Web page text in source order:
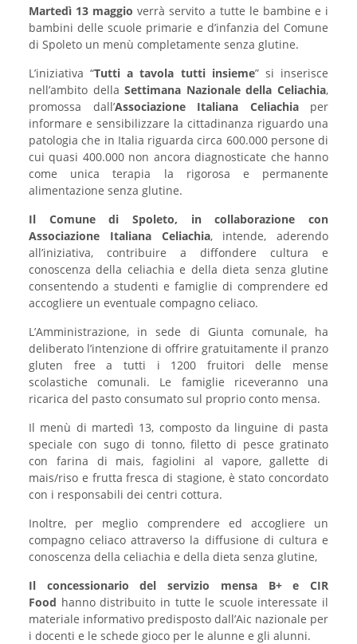
Martedì 13 maggio verrà servito a tutte le bambine e i
bambini delle scuole primarie e d’infanzia del Comune
di Spoleto un menù completamente senza glutine.
L’iniziativa “Tutti a tavola tutti insieme” si inserisce
nell’ambito dellaSettimana Nazionale della Celiachia,
promossa dall’Associazione Italiana Celiachiaper
informare e sensibilizzare la cittadinanza riguardo una
patologia che in Italia riguarda circa 600.000 persone di
cui quasi 400.000 non ancora diagnosticate che hanno
come unica terapia la rigorosa e permanente
alimentazione senza glutine.
Il Comune di Spoleto, in collaborazione con
Associazione Italiana Celiachia, intende, aderendo
all’iniziativa, contribuire a diffondere cultura e
conoscenza della celiachia e della dieta senza glutine
consentendo a studenti e famiglie di comprendere ed
accogliere un eventuale compagno celiaco.
L’Amministrazione, in sede di Giunta comunale, ha
deliberato l’intenzione di offrire gratuitamente il pranzo
gluten free a tutti i 1200 fruitori delle mense
scolastiche comunali. Le famiglie riceveranno una
ricarica del pasto consumato sul proprio conto mensa.
Il menù di martedì 13, composto da linguine di pasta
speciale con sugo di tonno, filetto di pesce gratinato
con farina di mais, fagiolini al vapore, gallette di
mais/riso e frutta fresca di stagione, è stato concordato
con i responsabili dei centri cottura.
Inoltre, per meglio comprendere ed accogliere un
compagno celiaco attraverso la diffusione di cultura e
conoscenza della celiachia e della dieta senza glutine,
Il concessionario del servizio mensa B+ e CIR
Food hanno distribuito in tutte le scuole interessate il
materiale informativo predisposto dall’Aic nazionale per
i docenti e le schede gioco per le alunne e gli alunni.